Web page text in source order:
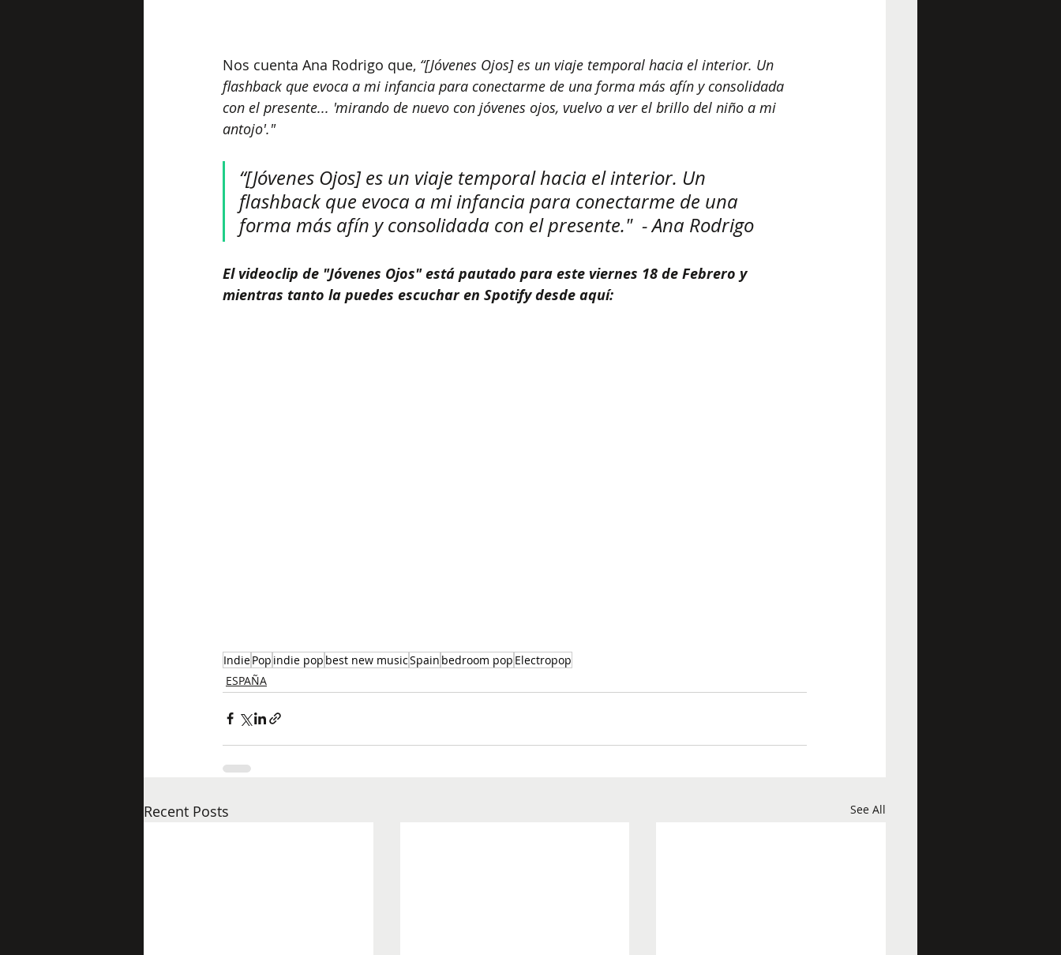
Nos cuenta Ana Rodrigo que, “[Jóvenes Ojos] es un viaje temporal hacia el interior. Un
flashback que evoca a mi infancia para conectarme de una forma más afín y consolidada
con el presente... 'mirando de nuevo con jóvenes ojos, vuelvo a ver el brillo del niño a mi
antojo'."
“[Jóvenes Ojos] es un viaje temporal hacia el interior. Un
flashback que evoca a mi infancia para conectarme de una
forma más afín y consolidada con el presente."  - Ana Rodrigo
El videoclip de "Jóvenes Ojos" está pautado para este viernes 18 de Febrero y
mientras tanto la puedes escuchar en Spotify desde aquí:
IndiePop indie pop best new musicSpain bedroom pop Electropop
ESPAÑA
Recent Posts See All